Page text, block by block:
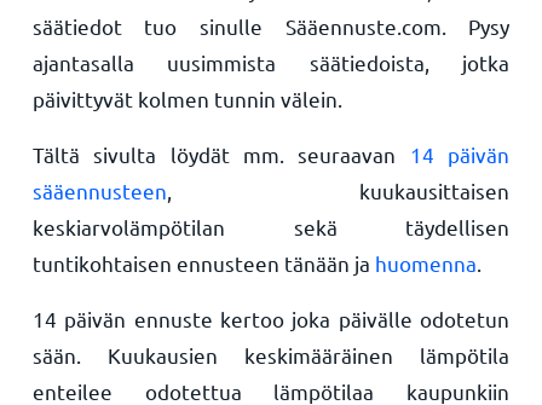
säätiedot tuo sinulle Sääennuste.com. Pysy
ajantasalla uusimmista säätiedoista, jotka
päivittyvät kolmen tunnin välein.
Tältä sivulta löydät mm. seuraavan 14 päivän
sääennusteen , kuukausittaisen
keskiarvolämpötilan sekä täydellisen
tuntikohtaisen ennusteen tänään ja huomenna
14 päivän ennuste kertoo joka päivälle odotetun
sään. Kuukausien keskimääräinen lämpötila
enteilee odotettua lämpötilaa kaupunkiin